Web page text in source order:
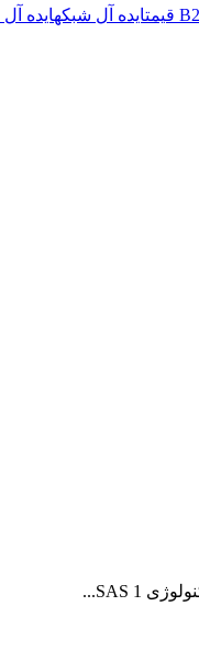
ایده آل شبکهایده آل